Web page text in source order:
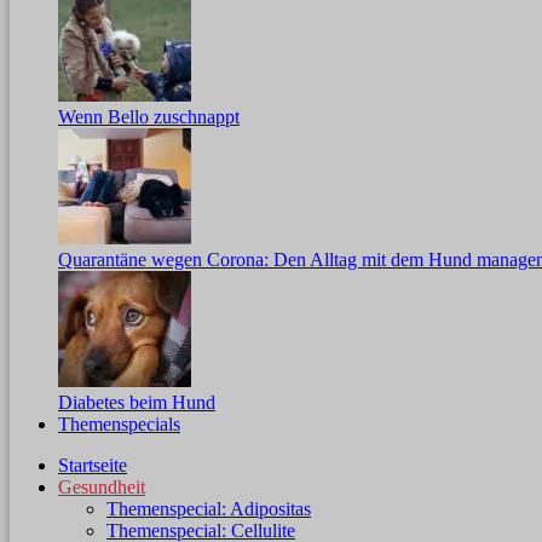
Wenn Bello zuschnappt
Quarantäne wegen Corona: Den Alltag mit dem Hund
Diabetes beim Hund
Themenspecials
Startseite
Gesundheit
Themenspecial: Adipositas
Themenspecial: Cellulite